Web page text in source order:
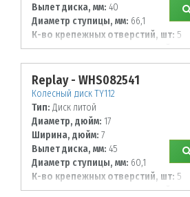
Вылет диска, мм: 40
Диаметр ступицы, мм: 66,1
К-во крепежных отверстий, шт: 5
Диаметр располож. отверстий, мм:
114,3
Replay - WHS082541
Колесный диск TY112
Тип: Диск литой
Диаметр, дюйм: 17
Ширина, дюйм: 7
Вылет диска, мм: 45
Диаметр ступицы, мм: 60,1
К-во крепежных отверстий, шт: 5
Диаметр располож. отверстий, мм: